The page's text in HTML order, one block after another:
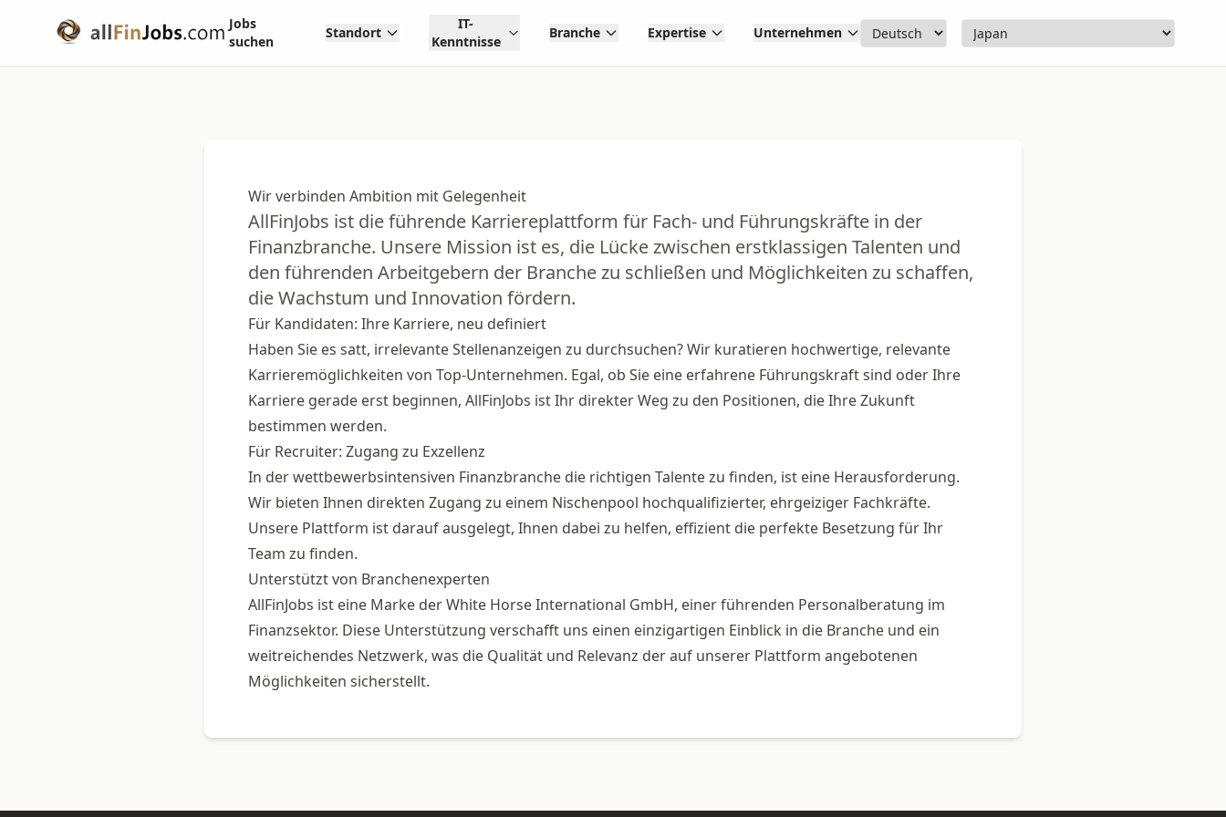
Jobs
suchen
Standort
IT-
Kenntnisse
Branche Expertise Unternehmen
Wir verbinden Ambition mit Gelegenheit
AllFinJobs ist die führende Karriereplattform für Fach- und Führungskräfte in der
Finanzbranche. Unsere Mission ist es, die Lücke zwischen erstklassigen Talenten und
den führenden Arbeitgebern der Branche zu schließen und Möglichkeiten zu schaffen,
die Wachstum und Innovation fördern.
Für Kandidaten: Ihre Karriere, neu definiert
Haben Sie es satt, irrelevante Stellenanzeigen zu durchsuchen? Wir kuratieren hochwertige, relevante
Karrieremöglichkeiten von Top-Unternehmen. Egal, ob Sie eine erfahrene Führungskraft sind oder Ihre
Karriere gerade erst beginnen, AllFinJobs ist Ihr direkter Weg zu den Positionen, die Ihre Zukunft
bestimmen werden.
Für Recruiter: Zugang zu Exzellenz
In der wettbewerbsintensiven Finanzbranche die richtigen Talente zu finden, ist eine Herausforderung.
Wir bieten Ihnen direkten Zugang zu einem Nischenpool hochqualifizierter, ehrgeiziger Fachkräfte.
Unsere Plattform ist darauf ausgelegt, Ihnen dabei zu helfen, effizient die perfekte Besetzung für Ihr
Team zu finden.
Unterstützt von Branchenexperten
AllFinJobs ist eine Marke der White Horse International GmbH, einer führenden Personalberatung im
Finanzsektor. Diese Unterstützung verschafft uns einen einzigartigen Einblick in die Branche und ein
weitreichendes Netzwerk, was die Qualität und Relevanz der auf unserer Plattform angebotenen
Möglichkeiten sicherstellt.